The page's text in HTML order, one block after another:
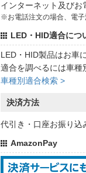
インターネット及びお
※お電話注文の場合、電子
LED・HID適合につ
LED・HID製品はお車
適合を調べるには車種
車種別適合検索 >
決済方法
代引き・口座お振り込
AmazonPay